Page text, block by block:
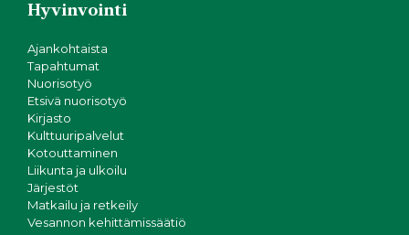
Hyvinvointi
Ajankohtaista
Tapahtumat
Nuorisotyö
Etsivä nuorisotyö
Kirjasto
Kulttuuripalvelut
Kotouttaminen
Liikunta ja ulkoilu
Järjestöt
Matkailu ja retkeily
Vesannon kehittämissäätiö